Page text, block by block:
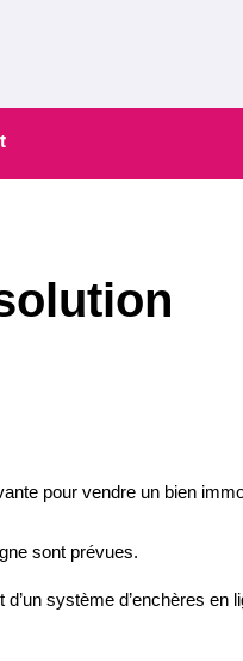
pour vendre un bien
sont prévues.
système d’enchères en